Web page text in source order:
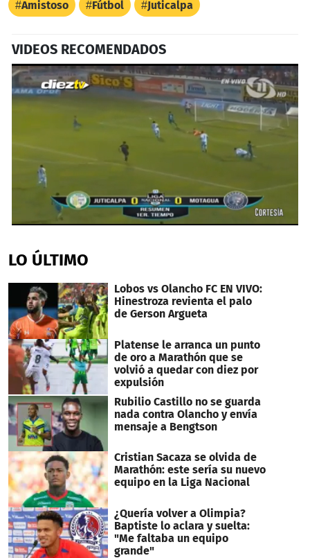
Amistoso Fútbol Juticalpa
VIDEOS RECOMENDADOS
of
1
48
seconds
LO ÚLTIMO
Lobos vs Olancho FC EN VIVO:
Hinestroza revienta el palo
de Gerson Argueta
Platense le arranca un punto
de oro a Marathón que se
volvió a quedar con diez por
expulsión
Rubilio Castillo no se guarda
nada contra Olancho y envía
mensaje a Bengtson
Cristian Sacaza se olvida de
Marathón: este sería su nuevo
equipo en la Liga Nacional
¿Quería volver a Olimpia?
Baptiste lo aclara y suelta:
"Me faltaba un equipo
grande"